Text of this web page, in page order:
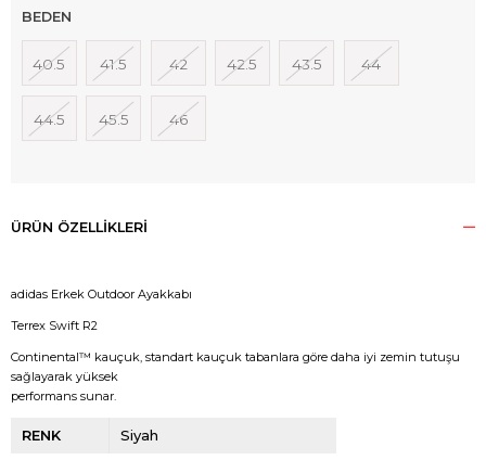
BEDEN
40.5 41.5 42 42.5 43.5 44
44.5 45.5 46
ÜRÜN ÖZELLIKLERI
adidas Erkek Outdoor Ayakkabı
Terrex Swift R2
Continental™ kauçuk, standart kauçuk tabanlara göre daha iyi zemin tutuşu
sağlayarak yüksek
performans sunar.
RENK Siyah